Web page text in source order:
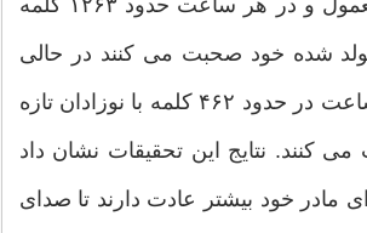
شده خود صحبت می کنند در حالی
که پدران در هر ساعت در حدود ۴۶۲ کلمه با نوزادان تازه
کنند. نتایج این تحقیقات نشان داد
مادر خود بیشتر عادت دارند تا صدای